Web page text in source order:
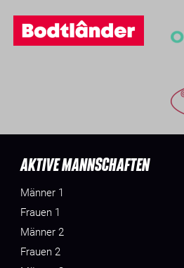
AKTIVE MANNSCHAFTEN
Männer 1
Frauen 1
Männer 2
Frauen 2